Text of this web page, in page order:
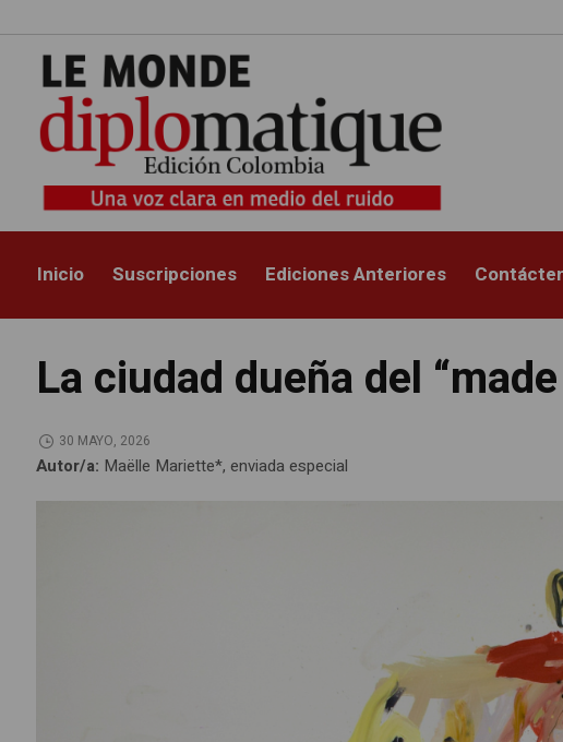
Inicio Suscripciones Ediciones Anteriores
La ciudad dueña del
30 MAYO, 2026
Autor/a: Maëlle Mariette*, enviada especial